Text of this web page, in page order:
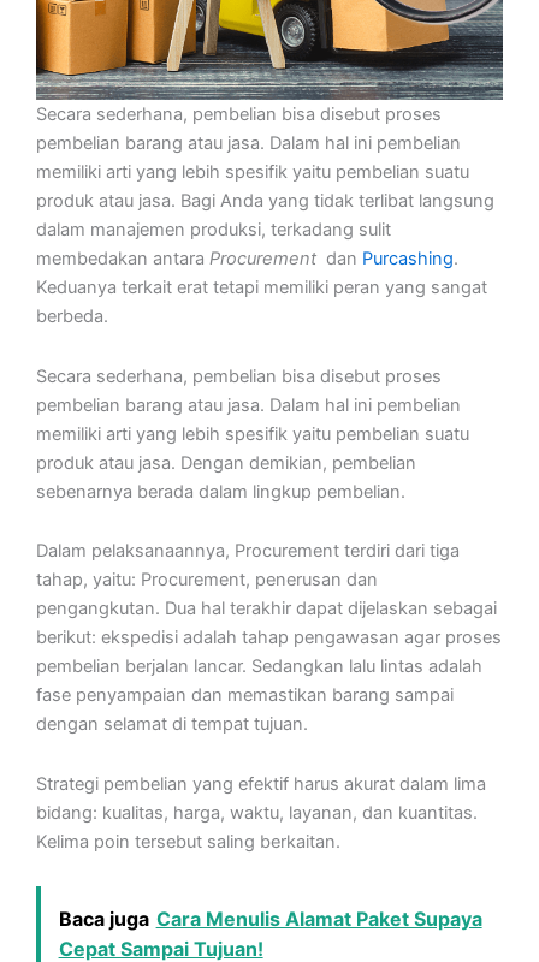
Secara sederhana, pembelian bisa disebut proses
pembelian barang atau jasa. Dalam hal ini pembelian
memiliki arti yang lebih spesifik yaitu pembelian suatu
produk atau jasa. Bagi Anda yang tidak terlibat langsung
dalam manajemen produksi, terkadang sulit
membedakan antara Procurement dan Purcashing.
Keduanya terkait erat tetapi memiliki peran yang sangat
berbeda.
Secara sederhana, pembelian bisa disebut proses
pembelian barang atau jasa. Dalam hal ini pembelian
memiliki arti yang lebih spesifik yaitu pembelian suatu
produk atau jasa. Dengan demikian, pembelian
sebenarnya berada dalam lingkup pembelian.
Dalam pelaksanaannya, Procurement terdiri dari tiga
tahap, yaitu: Procurement, penerusan dan
pengangkutan. Dua hal terakhir dapat dijelaskan sebagai
berikut: ekspedisi adalah tahap pengawasan agar proses
pembelian berjalan lancar. Sedangkan lalu lintas adalah
fase penyampaian dan memastikan barang sampai
dengan selamat di tempat tujuan.
Strategi pembelian yang efektif harus akurat dalam lima
bidang: kualitas, harga, waktu, layanan, dan kuantitas.
Kelima poin tersebut saling berkaitan.
Baca juga Cara Menulis Alamat Paket Supaya
Cepat Sampai Tujuan!